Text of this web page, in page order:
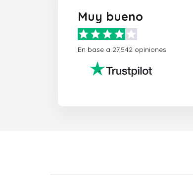
Muy bueno
En base a 27,542 opiniones